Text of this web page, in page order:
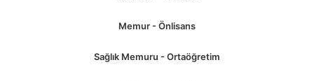
Memur - Önlisans
Sağlık Memuru - Ortaöğretim